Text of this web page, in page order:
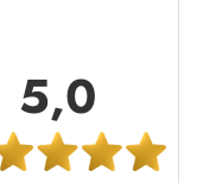
5,0